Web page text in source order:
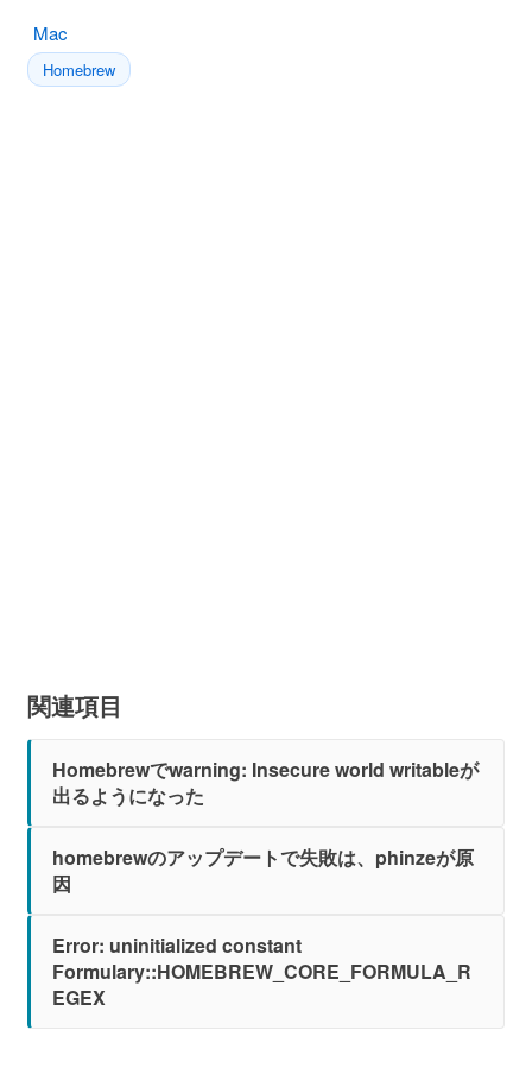
Mac
Homebrew
関連項目
Homebrewでwarning: Insecure world writableが
出るようになった
homebrewのアップデートで失敗は、phinzeが原
因
Error: uninitialized constant
Formulary::HOMEBREW_CORE_FORMULA_R
EGEX